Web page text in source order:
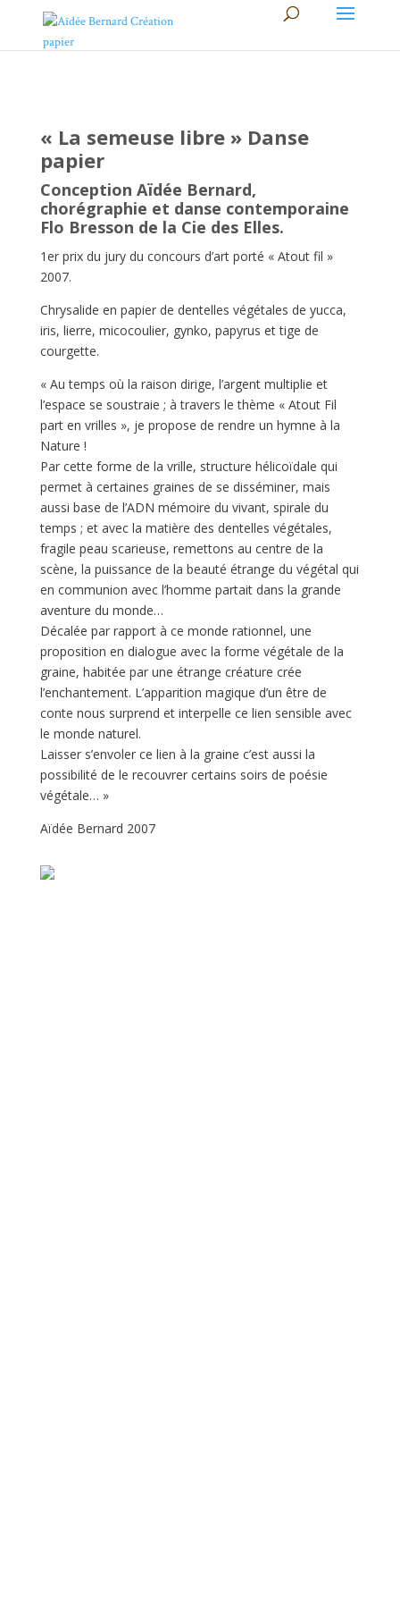
« La semeuse libre » Danse
papier
Conception Aïdée Bernard,
chorégraphie et danse contemporaine
Flo Bresson de la Cie des Elles.
1er prix du jury du concours d’art porté « Atout fil »
2007.
Chrysalide en papier de dentelles végétales de yucca,
iris, lierre, micocoulier, gynko, papyrus et tige de
courgette.
« Au temps où la raison dirige, l’argent multiplie et
l’espace se soustraie ; à travers le thème « Atout Fil
part en vrilles », je propose de rendre un hymne à la
Nature !
Par cette forme de la vrille, structure hélicoïdale qui
permet à certaines graines de se disséminer, mais
aussi base de l’ADN mémoire du vivant, spirale du
temps ; et avec la matière des dentelles végétales,
fragile peau scarieuse, remettons au centre de la
scène, la puissance de la beauté étrange du végétal qui
en communion avec l’homme partait dans la grande
aventure du monde…
Décalée par rapport à ce monde rationnel, une
proposition en dialogue avec la forme végétale de la
graine, habitée par une étrange créature crée
l’enchantement. L’apparition magique d’un être de
conte nous surprend et interpelle ce lien sensible avec
le monde naturel.
Laisser s’envoler ce lien à la graine c’est aussi la
possibilité de le recouvrer certains soirs de poésie
végétale… »
Aïdée Bernard 2007